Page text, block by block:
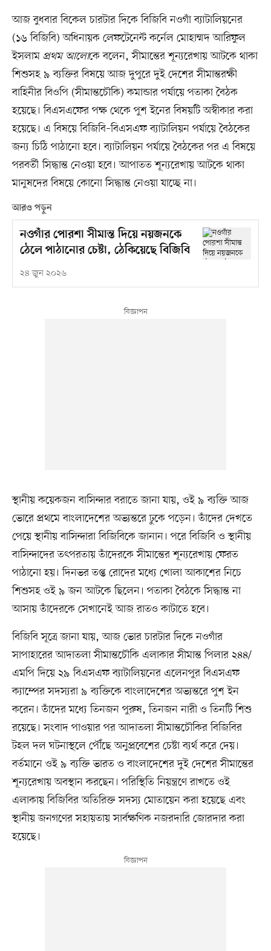
আজ বুধবার বিকেল চারটার দিকে বিজিবি নওগাঁ ব্যাটালিয়নের
(১৬ বিজিবি) অধিনায়ক লেফটেনেন্ট কর্নেল মোহাম্মদ আরিফুল
ইসলাম প্রথম আলোকে বলেন, সীমান্তের শূন্যরেখায় আটকে থাকা
শিশুসহ ৯ ব্যক্তির বিষয়ে আজ দুপুরে দুই দেশের সীমান্তরক্ষী
বাহিনীর বিওপি (সীমান্তচৌকি) কমান্ডার পর্যায়ে পতাকা বৈঠক
হয়েছে। বিএসএফের পক্ষ থেকে পুশ ইনের বিষয়টি অস্বীকার করা
হয়েছে। এ বিষয়ে বিজিবি–বিএসএফ ব্যাটালিয়ন পর্যায়ে বৈঠকের
জন্য চিঠি পাঠানো হবে। ব্যাটালিয়ন পর্যায়ে বৈঠকের পর এ বিষয়ে
পরবর্তী সিদ্ধান্ত নেওয়া হবে। আপাতত শূন্যরেখায় আটকে থাকা
মানুষদের বিষয়ে কোনো সিদ্ধান্ত নেওয়া যাচ্ছে না।
আরও পড়ুন
নওগাঁর পোরশা সীমান্ত দিয়ে নয়জনকে
ঠেলে পাঠানোর চেষ্টা, ঠেকিয়েছে বিজিবি
২৪ জুন ২০২৬
স্থানীয় কয়েকজন বাসিন্দার বরাতে জানা যায়, ওই ৯ ব্যক্তি আজ
ভোরে প্রথমে বাংলাদেশের অভ্যন্তরে ঢুকে পড়েন। তাঁদের দেখতে
পেয়ে স্থানীয় বাসিন্দারা বিজিবিকে জানান। পরে বিজিবি ও স্থানীয়
বাসিন্দাদের তৎপরতায় তাঁদেরকে সীমান্তের শূন্যরেখায় ফেরত
পাঠানো হয়। দিনভর তপ্ত রোদের মধ্যে খোলা আকাশের নিচে
শিশুসহ ওই ৯ জন আটকে ছিলেন। পতাকা বৈঠকে সিদ্ধান্ত না
আসায় তাঁদেরকে সেখানেই আজ রাতও কাটাতে হবে।
বিজিবি সূত্রে জানা যায়, আজ ভোর চারটার দিকে নওগাঁর
সাপাহারের আদাতলা সীমান্তচৌকি এলাকার সীমান্ত পিলার ২৪৪/
এমপি দিয়ে ২৯ বিএসএফ ব্যাটালিয়নের এলেনপুর বিএসএফ
ক্যাম্পের সদস্যরা ৯ ব্যক্তিকে বাংলাদেশের অভ্যন্তরে পুশ ইন
করেন। তাঁদের মধ্যে তিনজন পুরুষ, তিনজন নারী ও তিনটি শিশু
রয়েছে। সংবাদ পাওয়ার পর আদাতলা সীমান্তচৌকির বিজিবির
টহল দল ঘটনাস্থলে পৌঁছে অনুপ্রবেশের চেষ্টা ব্যর্থ করে দেয়।
বর্তমানে ওই ৯ ব্যক্তি ভারত ও বাংলাদেশের দুই দেশের সীমান্তের
শূন্যরেখায় অবস্থান করছেন। পরিস্থিতি নিয়ন্ত্রণে রাখতে ওই
এলাকায় বিজিবির অতিরিক্ত সদস্য মোতায়েন করা হয়েছে এবং
স্থানীয় জনগণের সহায়তায় সার্বক্ষণিক নজরদারি জোরদার করা
হয়েছে।